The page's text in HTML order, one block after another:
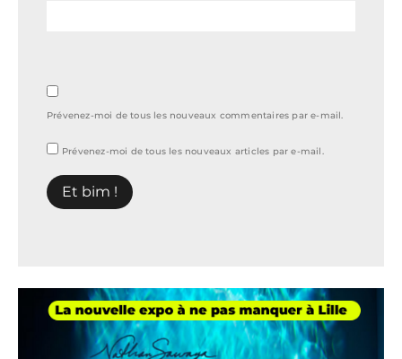
Prévenez-moi de tous les nouveaux commentaires par e-mail.
Prévenez-moi de tous les nouveaux articles par e-mail.